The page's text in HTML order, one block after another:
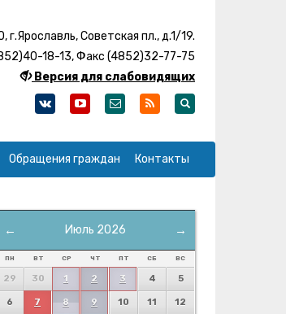
г.Ярославль, Советская пл., д.1/19.
18-13, Факс (4852)32-77-75
Версия для слабовидящих
Обращения граждан Контакты
← →
Июль 2026
ПН ВТ СР ЧТ ПТ СБ ВС
29 30 1 2 3 4 5
6 7 8 9 10 11 12